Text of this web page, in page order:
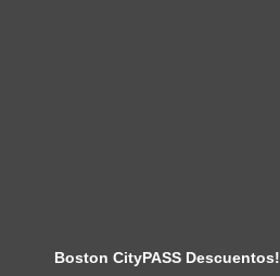
Boston CityPASS Descuentos!